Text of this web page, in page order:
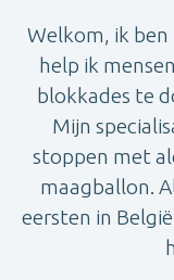
Welkom, ik
help ik
blokkades te
Mijn
stoppen met
maagballon.
eersten in